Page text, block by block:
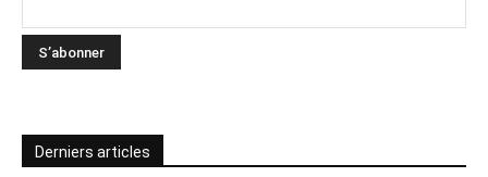
Derniers articles